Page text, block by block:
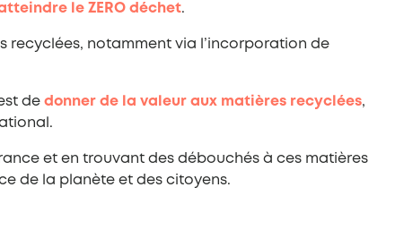
le ZERO déchet.
recyclées, notamment via l’incorporation de
de donner de la valeur aux matières recyclées,
et en trouvant des débouchés à ces matières
de la planète et des citoyens.